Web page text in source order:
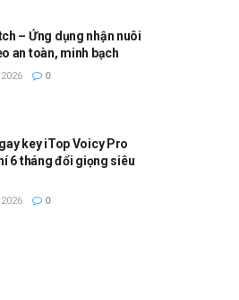
– Ứng dụng nhận nuôi
an toàn, minh bạch
0
key iTop Voicy Pro
6 tháng đổi giọng siêu
0